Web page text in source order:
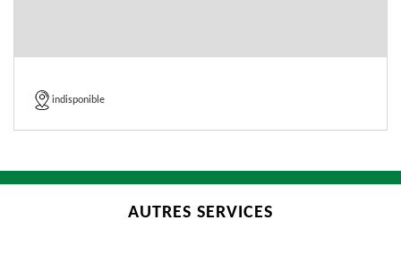
indisponible
AUTRES SERVICES